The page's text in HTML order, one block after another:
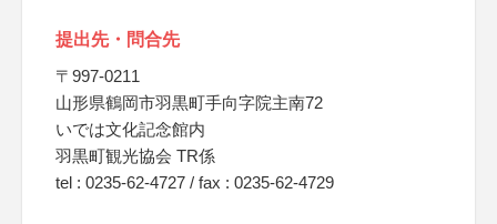
提出先・問合先
〒997-0211
山形県鶴岡市羽黒町手向字院主南72
いでは文化記念館内
羽黒町観光協会 TR係
tel : 0235-62-4727 / fax : 0235-62-4729